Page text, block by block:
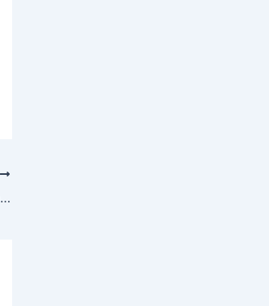
Coleta seletiva no Gama começa na segunda-feira